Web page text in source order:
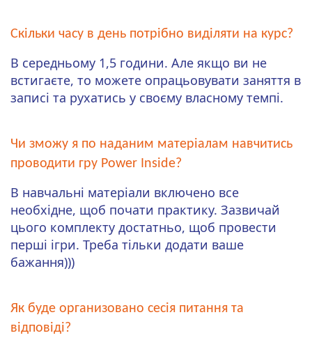
Скільки часу в день потрібно виділяти на курс?
В середньому 1,5 години. Але якщо ви не
встигаєте, то можете опрацьовувати заняття в
записі та рухатись у своєму власному темпі.
Чи зможу я по наданим матеріалам навчитись
проводити гру Power Inside?
В навчальні матеріали включено все
необхідне, щоб почати практику. Зазвичай
цього комплекту достатньо, щоб провести
перші ігри. Треба тільки додати ваше
бажання)))
Як буде организовано сесія питання та
відповіді?